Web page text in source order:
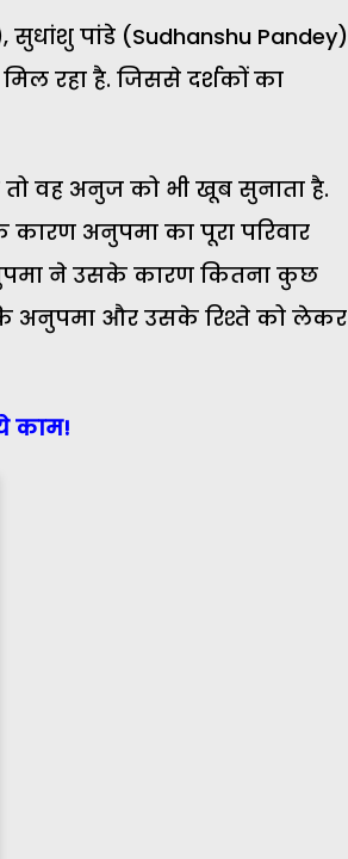
पांडे (Sudhanshu Pandey)
रहा है. जिससे दर्शकों का
वह अनुज को भी खूब सुनाता है.
अनुपमा का पूरा परिवार
ने उसके कारण कितना कुछ
अनुपमा और उसके रिश्ते को लेकर
काम!